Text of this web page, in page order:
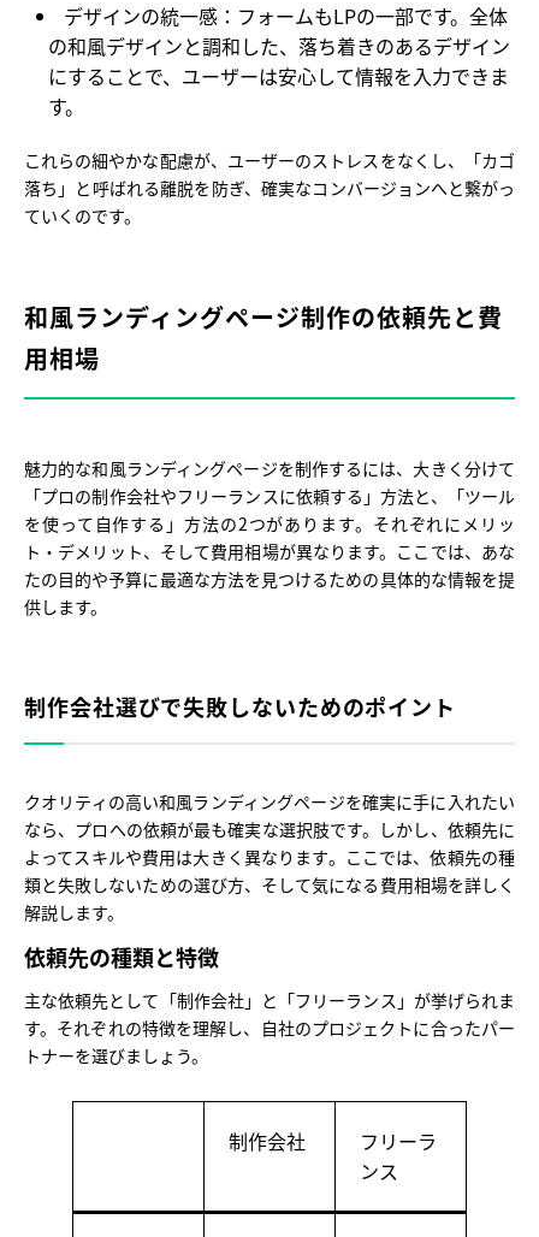
デザインの統一感： フォームもLPの一部です。全体
の和風デザインと調和した、落ち着きのあるデザイン
にすることで、ユーザーは安心して情報を入力できま
す。
これらの細やかな配慮が、ユーザーのストレスをなくし、「カゴ
落ち」と呼ばれる離脱を防ぎ、確実なコンバージョンへと繋がっ
ていくのです。
和風ランディングページ制作の依頼先と費
用相場
魅力的な和風ランディングページを制作するには、大きく分けて
「プロの制作会社やフリーランスに依頼する」方法と、「ツール
を使って自作する」方法の2つがあります。それぞれにメリッ
ト・デメリット、そして費用相場が異なります。ここでは、あな
たの目的や予算に最適な方法を見つけるための具体的な情報を提
供します。
制作会社選びで失敗しないためのポイント
クオリティの高い和風ランディングページを確実に手に入れたい
なら、プロへの依頼が最も確実な選択肢です。しかし、依頼先に
よってスキルや費用は大きく異なります。ここでは、依頼先の種
類と失敗しないための選び方、そして気になる費用相場を詳しく
解説します。
依頼先の種類と特徴
主な依頼先として「制作会社」と「フリーランス」が挙げられま
す。それぞれの特徴を理解し、自社のプロジェクトに合ったパー
トナーを選びましょう。
制作会社
フリーラ
ンス